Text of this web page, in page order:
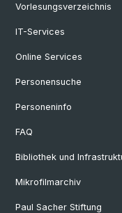
Vorlesungsverzeichnis
IT-Services
Online Services
Personensuche
Personeninfo
FAQ
Bibliothek und
Mikrofilmarchiv
Paul Sacher Stiftung